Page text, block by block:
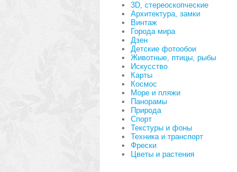
3D, стереоскопческие
Архитектура, замки
Винтаж
Города мира
Дзен
Детские фотообои
Животные, птицы, рыбы
Искусство
Карты
Космос
Море и пляжи
Панорамы
Природа
Спорт
Текстуры и фоны
Техника и транспорт
Фрески
Цветы и растения